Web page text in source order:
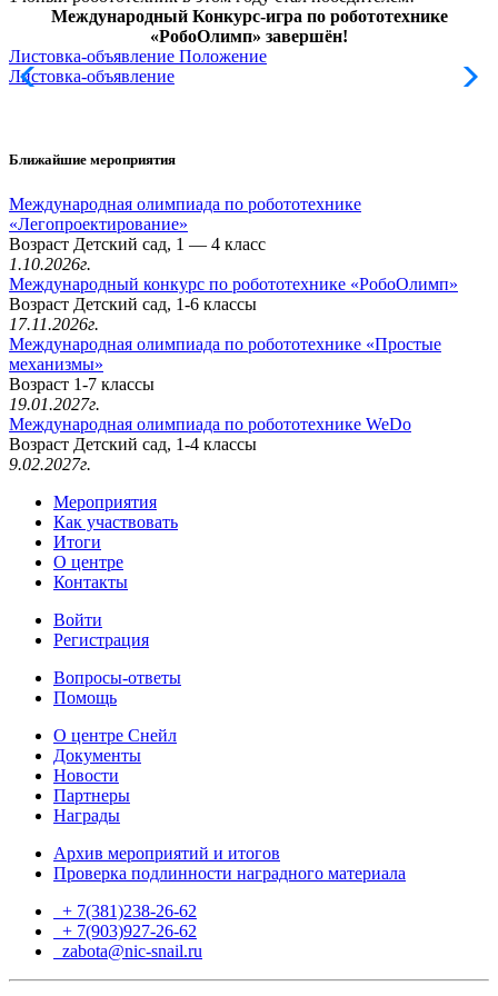
Международный Конкурс-игра по робототехнике
«РобоОлимп» завершён!
Листовка-объявление Положение
Листовка-объявление
Ближайшие мероприятия
Международная олимпиада по робототехнике
«Легопроектирование»
Возраст Детский сад, 1 — 4 класс
1.10.2026г.
Международный конкурс по робототехнике «РобоОлимп»
Возраст Детский сад, 1-6 классы
17.11.2026г.
Международная олимпиада по робототехнике «Простые
механизмы»
Возраст 1-7 классы
19.01.2027г.
Международная олимпиада по робототехнике WeDo
Возраст Детский сад, 1-4 классы
9.02.2027г.
Мероприятия
Как участвовать
Итоги
О центре
Контакты
Войти
Регистрация
Вопросы-ответы
Помощь
О центре Снейл
Документы
Новости
Партнеры
Награды
Архив мероприятий и итогов
Проверка подлинности наградного материала
+ 7(381)238-26-62
+ 7(903)927-26-62
zabota@nic-snail.ru